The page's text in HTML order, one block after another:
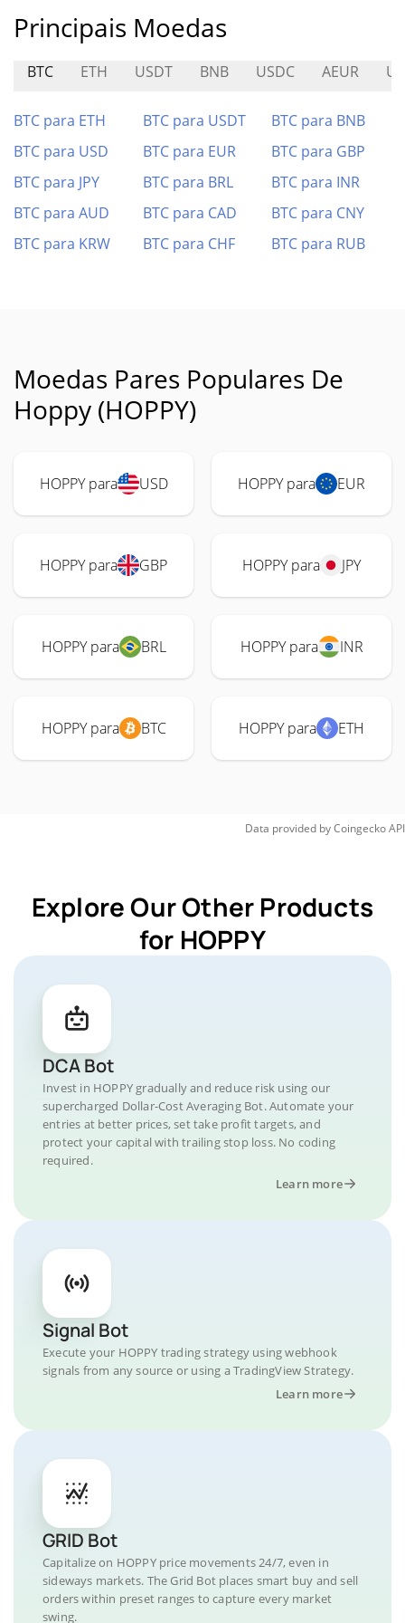
Principais Moedas
BTC ETH USDT BNB USDC AEUR
BTC para ETH BTC para USDT
BTC para BNB
BTC para USD
BTC para EUR
BTC para GBP
BTC para JPY
BTC para BRL
BTC para INR
BTC para AUD
BTC para CAD
BTC para CNY
BTC para KRW
BTC para CHF BTC para RUB
Moedas Pares Populares De
Hoppy (HOPPY)
HOPPY para USD HOPPY para EUR
HOPPY para GBP HOPPY para JPY
HOPPY para BRL HOPPY para INR
HOPPY para BTC HOPPY para ETH
Data provided byCoingeckoAPI
Explore Our Other Products
for HOPPY
DCA Bot
Invest in HOPPY gradually and reduce risk using our
supercharged Dollar-Cost Averaging Bot. Automate your
entries at better prices, set take profit targets, and
protect your capital with trailing stop loss. No coding
required.
Learn more
Signal Bot
Execute your HOPPY trading strategy using webhook
signals from any source or using a TradingView Strategy.
Learn more
GRID Bot
Capitalize on HOPPY price movements 24/7, even in
sideways markets. The Grid Bot places smart buy and sell
orders within preset ranges to capture every market
swing.